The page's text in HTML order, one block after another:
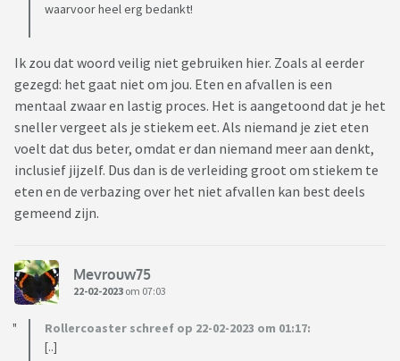
waarvoor heel erg bedankt!
Ik zou dat woord veilig niet gebruiken hier. Zoals al eerder
gezegd: het gaat niet om jou. Eten en afvallen is een
mentaal zwaar en lastig proces. Het is aangetoond dat je het
sneller vergeet als je stiekem eet. Als niemand je ziet eten
voelt dat dus beter, omdat er dan niemand meer aan denkt,
inclusief jijzelf. Dus dan is de verleiding groot om stiekem te
eten en de verbazing over het niet afvallen kan best deels
gemeend zijn.
Mevrouw75
22-02-2023 om 07:03
Rollercoaster schreef op 22-02-2023 om 01:17:
[..]